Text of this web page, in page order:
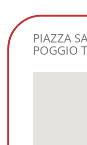
PIAZZA
POGGIO